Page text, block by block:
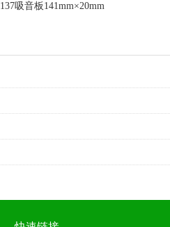
137吸音板141mm×20mm